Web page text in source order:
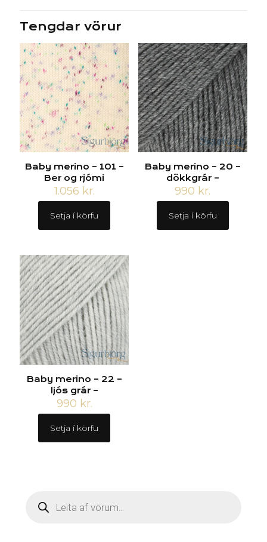
Tengdar vörur
Baby merino – 101 –
Ber og rjómi
1.056 kr.
Setja í körfu
Baby merino – 20 –
dökkgrár –
990 kr.
Setja í körfu
Baby merino – 22 –
ljós grár –
990 kr.
Setja í körfu
search